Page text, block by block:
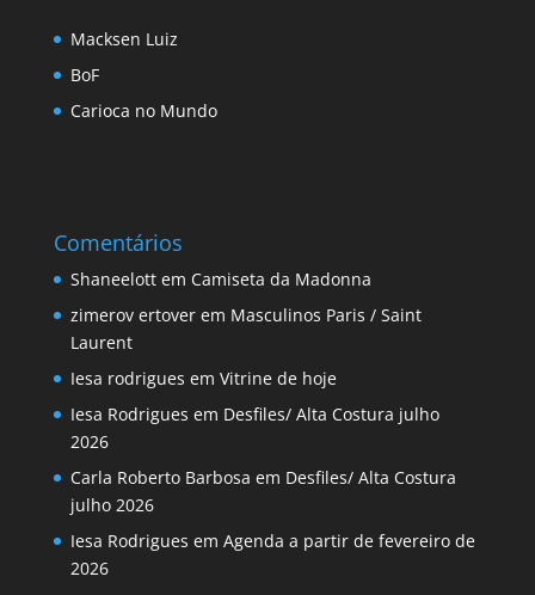
Macksen Luiz
BoF
Carioca no Mundo
Comentários
Shaneelottem Camiseta da Madonna
zimerov ertoverem Masculinos Paris / Saint
Laurent
Iesa rodrigues em Vitrine de hoje
Iesa Rodrigues em Desfiles/ Alta Costura julho
2026
Carla Roberto Barbosa em Desfiles/ Alta Costura
julho 2026
Iesa Rodrigues em Agenda a partir de fevereiro de
2026